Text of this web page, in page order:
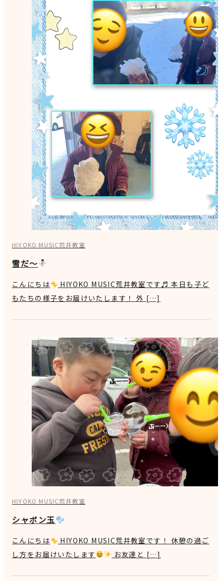
HIYOKO MUSIC荒井教室
雪だ～
こんにちは
HIYOKO MUSIC荒井教室です♬ 本日も子ど
もたちの様子をお届けいたします！ 外 […]
HIYOKO MUSIC荒井教室
シャボン玉
こんにちは
HIYOKO MUSIC荒井教室です！ 休憩の過ご
し方をお届けいたします
お友達と […]